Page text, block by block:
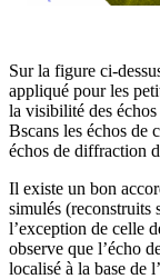
Sur la figure ci-
appliqué pour les
la visibilité des
Bscans les échos de
échos de diffraction
Il existe un bon
simulés (reconstruits
l’exception de celle
observe que l’écho
localisé à la base de